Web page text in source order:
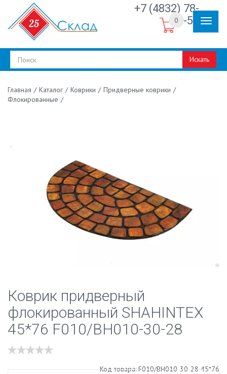
+7 (4832) 78-
30-50
Искать
0
Главная / Каталог / Коврики / Придверные коврики /
Флокированные /
Коврик придверный
флокированный SHAHINTEX
45*76 F010/ВН010-30-28
Код товара: F010/ВН010-30-28 45*76